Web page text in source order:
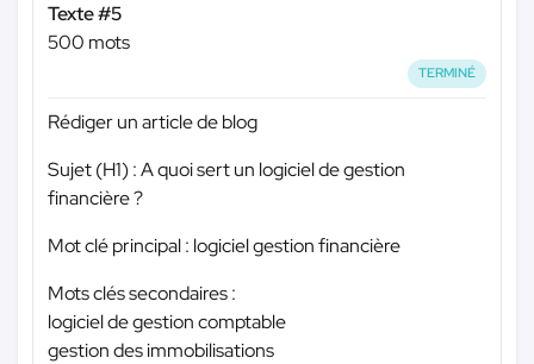
Texte #5
500 mots
TERMINÉ
Rédiger un article de blog
Sujet (H1) : A quoi sert un logiciel de gestion
financière ?
Mot clé principal : logiciel gestion financière
Mots clés secondaires :
logiciel de gestion comptable
gestion des immobilisations